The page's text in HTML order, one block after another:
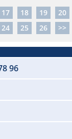
17 18 19
20
24 25 26 >>
96